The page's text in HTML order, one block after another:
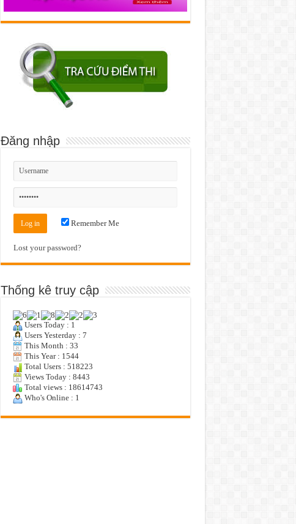
Đăng nhập
Remember Me
Lost your password?
Thống kê truy cập
Users Today : 1
Users Yesterday : 7
This Month : 33
This Year : 1544
Total Users : 518223
Views Today : 8443
Total views : 18614743
Who's Online : 1